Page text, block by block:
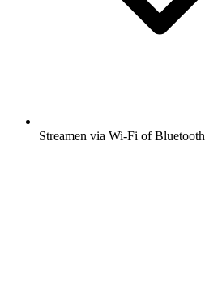
Streamen via Wi-Fi of Bluetooth